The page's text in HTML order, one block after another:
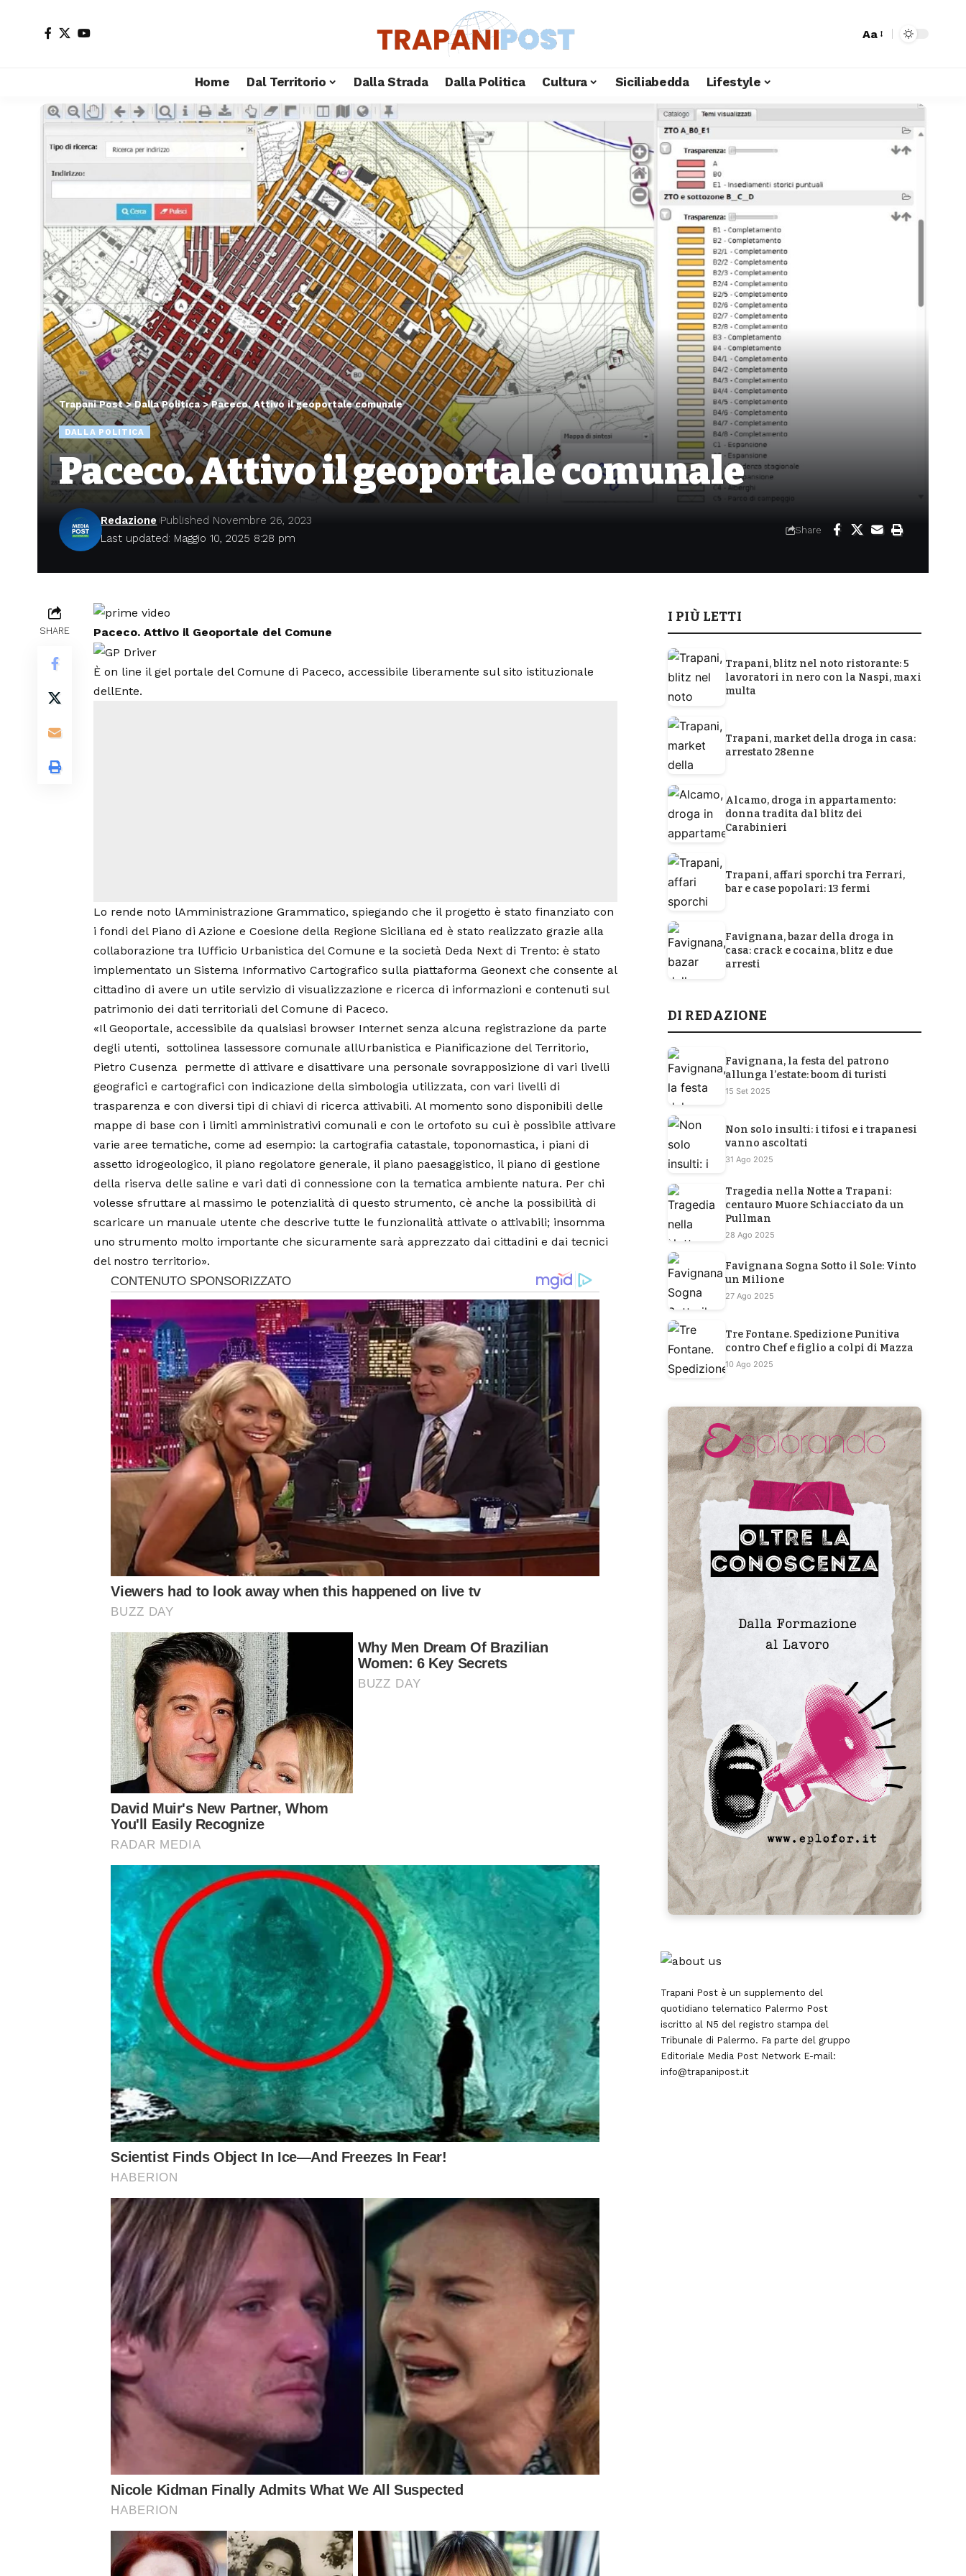
Aa
Home Dal Territorio Dalla Strada Dalla Politica Cultura Siciliabedda Lifestyle
Trapani Post>Dalla Politica>Paceco. Attivo il geoportale comunale
DALLA POLITICA
Paceco. Attivo il geoportale comunale
Last updated: Maggio 10, 2025 8:28 pm
Redazione Published Novembre 26, 2023
Share
SHARE Paceco. Attivo il Geoportale del Comune
È on line il gel portale del Comune di Paceco, accessibile liberamente sul sito istituzionale
dellEnte.
Lo rende noto lAmministrazione Grammatico, spiegando che il progetto è stato finanziato con
i fondi del Piano di Azione e Coesione della Regione Siciliana ed è stato realizzato grazie alla
collaborazione tra lUfficio Urbanistica del Comune e la società Deda Next di Trento: è stato
implementato un Sistema Informativo Cartografico sulla piattaforma Geonext che consente al
cittadino di avere un utile servizio di visualizzazione e ricerca di informazioni e contenuti sul
patrimonio dei dati territoriali del Comune di Paceco.
«Il Geoportale, accessibile da qualsiasi browser Internet senza alcuna registrazione da parte
degli utenti,  sottolinea lassessore comunale allUrbanistica e Pianificazione del Territorio,
Pietro Cusenza  permette di attivare e disattivare una personale sovrapposizione di vari livelli
geografici e cartografici con indicazione della simbologia utilizzata, con vari livelli di
trasparenza e con diversi tipi di chiavi di ricerca attivabili. Al momento sono disponibili delle
mappe di base con i limiti amministrativi comunali e con le ortofoto su cui è possibile attivare
varie aree tematiche, come ad esempio: la cartografia catastale, toponomastica, i piani di
assetto idrogeologico, il piano regolatore generale, il piano paesaggistico, il piano di gestione
della riserva delle saline e vari dati di connessione con la tematica ambiente natura. Per chi
volesse sfruttare al massimo le potenzialità di questo strumento, cè anche la possibilità di
scaricare un manuale utente che descrive tutte le funzionalità attivate o attivabili; insomma
uno strumento molto importante che sicuramente sarà apprezzato dai cittadini e dai tecnici
del nostro territorio».
I PIÙ LETTI
Trapani, blitz nel noto ristorante: 5
lavoratori in nero con la Naspi, maxi
multa
Trapani, market della droga in casa:
arrestato 28enne
Alcamo, droga in appartamento:
donna tradita dal blitz dei
Carabinieri
Trapani, affari sporchi tra Ferrari,
bar e case popolari: 13 fermi
Favignana, bazar della droga in
casa: crack e cocaina, blitz e due
arresti
DI REDAZIONE
Favignana, la festa del patrono
allunga l’estate: boom di turisti
15 Set 2025
Non solo insulti: i tifosi e i trapanesi
vanno ascoltati
31 Ago 2025
Tragedia nella Notte a Trapani:
centauro Muore Schiacciato da un
Pullman
28 Ago 2025
Favignana Sogna Sotto il Sole: Vinto
un Milione
27 Ago 2025
Tre Fontane. Spedizione Punitiva
contro Chef e figlio a colpi di Mazza
10 Ago 2025
Trapani Post è un supplemento del
quotidiano telematico Palermo Post
iscritto al N5 del registro stampa del
Tribunale di Palermo. Fa parte del gruppo
Editoriale Media Post NetworkE-mail:
info@trapanipost.it